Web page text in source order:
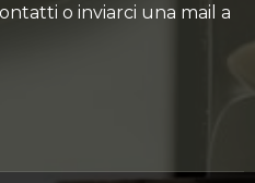
o inviarci una mail a